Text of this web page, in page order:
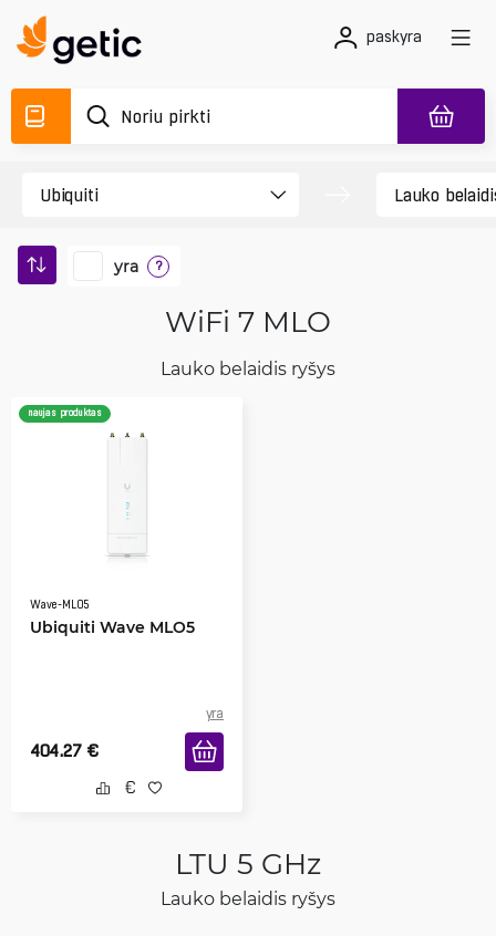
paskyra
yra ?
WiFi 7 MLO
Lauko belaidis ryšys
naujas produktas
Wave-MLO5
Ubiquiti Wave MLO5
yra
404.27 €
LTU 5 GHz
Lauko belaidis ryšys